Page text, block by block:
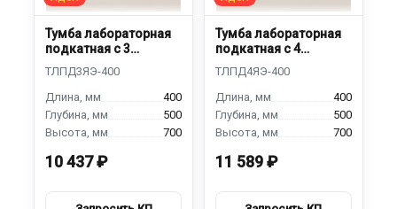
Тумба лабораторная
подкатная с 3
400
500
700
10 437 ₽
Тумба лабораторная
подкатная с 4
400
500
700
11 589 ₽